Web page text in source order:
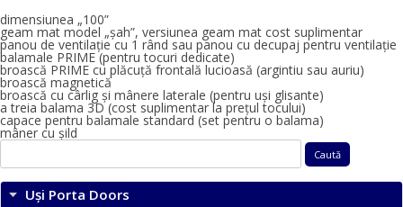
dimensiunea „100”
geam mat model „șah”, versiunea geam mat cost suplimentar
panou de ventilaţie cu 1 rând sau panou cu decupaj pentru ventilaţie
balamale PRIME (pentru tocuri dedicate)
broască PRIME cu plăcuță frontală lucioasă (argintiu sau auriu)
broască magnetică
broască cu cârlig și mânere laterale (pentru uși glisante)
a treia balama 3D (cost suplimentar la prețul tocului)
capace pentru balamale standard (set pentru o balama)
mâner cu șild
după:
Uși Porta Doors